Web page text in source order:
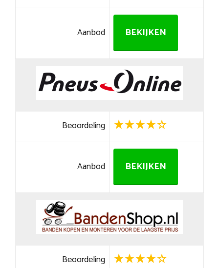
Aanbod BEKIJKEN
Beoordeling
Aanbod BEKIJKEN
Beoordeling